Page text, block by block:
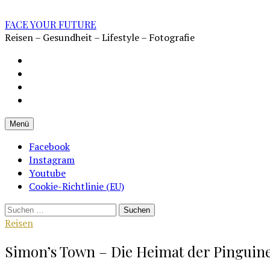
Inhalt
überspringen
FACE YOUR FUTURE
Reisen – Gesundheit – Lifestyle – Fotografie
(EU)
Menü
Facebook
Instagram
Youtube
Cookie-Richtlinie (EU)
Suchen
nach:
Reisen
Simon’s Town – Die Heimat der